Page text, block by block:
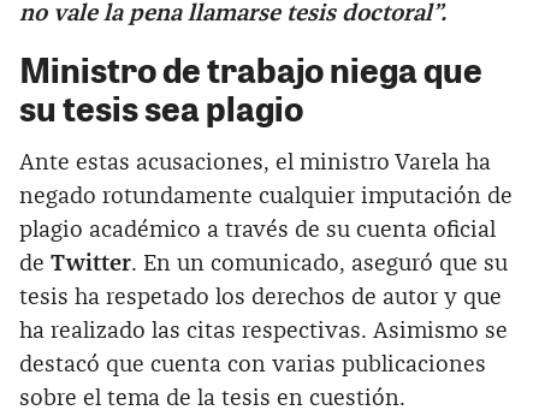
no vale la pena llamarse tesis doctoral”.
Ministro de trabajo niega que
su tesis sea plagio
Ante estas acusaciones, el ministro Varela ha
negado rotundamente cualquier imputación de
plagio académico a través de su cuenta oficial
de Twitter. En un comunicado, aseguró que su
tesis ha respetado los derechos de autor y que
ha realizado las citas respectivas. Asimismo se
destacó que cuenta con varias publicaciones
sobre el tema de la tesis en cuestión.